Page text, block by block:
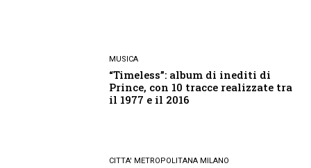
MUSICA
“Timeless”: album di inediti di
Prince, con 10 tracce realizzate tra
il 1977 e il 2016
CITTA' METROPOLITANA MILANO